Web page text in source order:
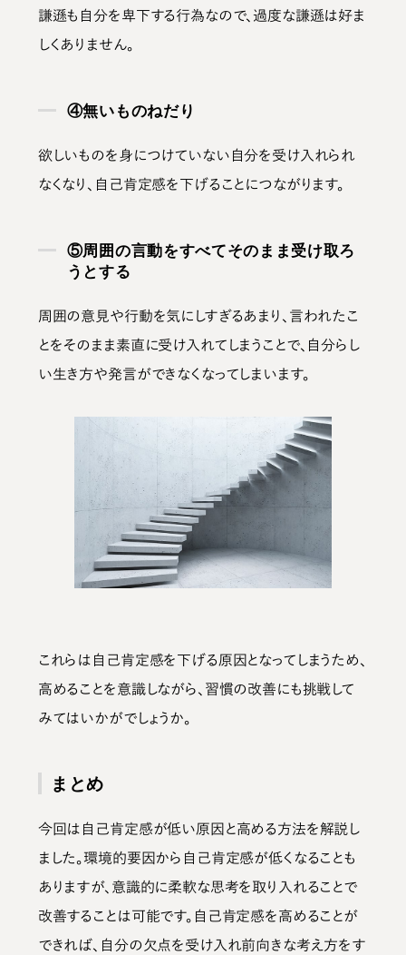
謙遜も自分を卑下する行為なので、過度な謙遜は好ま
しくありません。
④無いものねだり
欲しいものを身につけていない自分を受け入れられ
なくなり、自己肯定感を下げることにつながります。
⑤周囲の言動をすべてそのまま受け取ろ
うとする
周囲の意見や行動を気にしすぎるあまり、言われたこ
とをそのまま素直に受け入れてしまうことで、自分らし
い生き方や発言ができなくなってしまいます。
これらは自己肯定感を下げる原因となってしまうため、
高めることを意識しながら、習慣の改善にも挑戦して
みてはいかがでしょうか。
まとめ
今回は自己肯定感が低い原因と高める方法を解説し
ました。環境的要因から自己肯定感が低くなることも
ありますが、 意識的に柔軟な思考を取り入れることで
改善することは可能です。自己肯定感を高めることが
できれば、自分の欠点を受け入れ前向きな考え方をす